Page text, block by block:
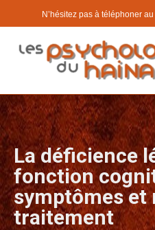
N’hésitez pas à téléphoner
La déficience
fonction
symptômes et
traitement